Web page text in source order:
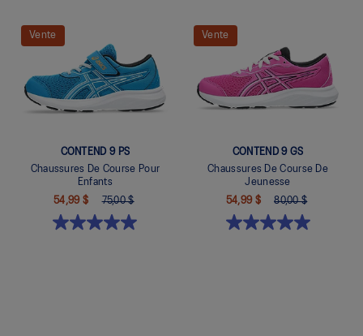
Quickview Quickview
Vente
CONTEND 9 PS
Chaussures De Course Pour
Enfants
54,99 $
75,00 $
Vente
CONTEND 9 GS
Chaussures De Course De
Jeunesse
54,99 $
80,00 $